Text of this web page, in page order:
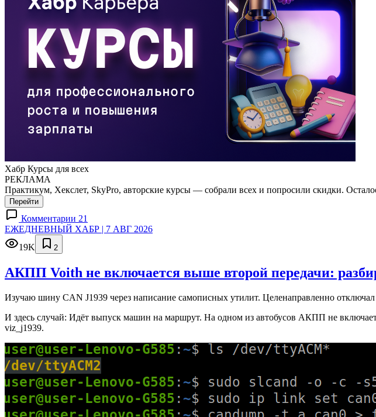
Хабр Курсы для всех
РЕКЛАМА
Практикум, Хекслет, SkyPro, авторские курсы — собрали всех и попросили скидки.
Перейти
Комментарии 21
ЕЖЕДНЕВНЫЙ ХАБР | 7 АВГ 2026
19K
2
АКПП Voith не включается выше второй передачи:
Изучаю шину CAN J1939 через написание самописных утилит. Целенаправленно
И здесь случай: Идёт выпуск машин на маршрут. На одном из автобусов АКПП не
viz_j1939.